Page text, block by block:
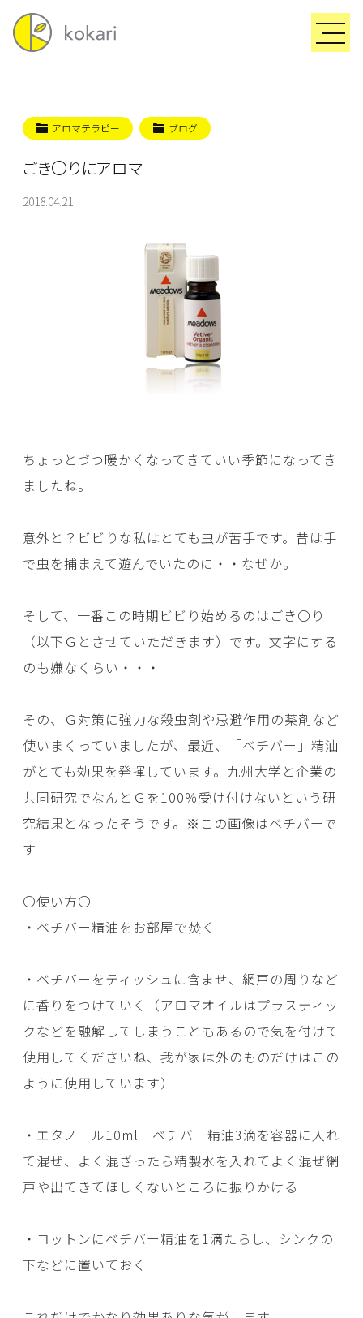
アロマテラピー ブログ
ごき〇りにアロマ
2018.04.21
ちょっとづつ暖かくなってきていい季節になってき
ましたね。
意外と？ビビりな私はとても虫が苦手です。昔は手
で虫を捕まえて遊んでいたのに・・なぜか。
そして、一番この時期ビビり始めるのはごき〇り
（以下Ｇとさせていただきます）です。文字にする
のも嫌なくらい・・・
その、Ｇ対策に強力な殺虫剤や忌避作用の薬剤など
使いまくっていましたが、最近、「ベチバー」精油
がとても効果を発揮しています。九州大学と企業の
共同研究でなんとＧを100％受け付けないという研
究結果となったそうです。※この画像はベチバーで
す
〇使い方〇
・ベチバー精油をお部屋で焚く
・ベチバーをティッシュに含ませ、網戸の周りなど
に香りをつけていく（アロマオイルはプラスティッ
クなどを融解してしまうこともあるので気を付けて
使用してくださいね、我が家は外のものだけはこの
ように使用しています）
・エタノール10ml ベチバー精油3滴を容器に入れ
て混ぜ、よく混ざったら精製水を入れてよく混ぜ網
戸や出てきてほしくないところに振りかける
・コットンにベチバー精油を1滴たらし、シンクの
下などに置いておく